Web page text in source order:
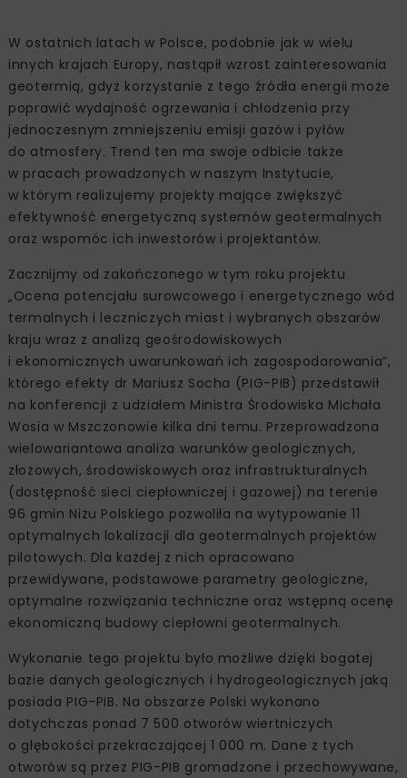
W ostatnich latach w Polsce, podobnie jak w wielu
innych krajach Europy, nastąpił wzrost zainteresowania
geotermią, gdyż korzystanie z tego źródła energii może
poprawić wydajność ogrzewania i chłodzenia przy
jednoczesnym zmniejszeniu emisji gazów i pyłów
do atmosfery. Trend ten ma swoje odbicie także
w pracach prowadzonych w naszym Instytucie,
w którym realizujemy projekty mające zwiększyć
efektywność energetyczną systemów geotermalnych
oraz wspomóc ich inwestorów i projektantów.
Zacznijmy od zakończonego w tym roku projektu
„Ocena potencjału surowcowego i energetycznego wód
termalnych i leczniczych miast i wybranych obszarów
kraju wraz z analizą geośrodowiskowych
i ekonomicznych uwarunkowań ich zagospodarowania”,
którego efekty dr Mariusz Socha (PIG-PIB) przedstawił
na konferencji z udziałem Ministra Środowiska Michała
Wosia w Mszczonowie kilka dni temu. Przeprowadzona
wielowariantowa analiza warunków geologicznych,
złożowych, środowiskowych oraz infrastrukturalnych
(dostępność sieci ciepłowniczej i gazowej) na terenie
96 gmin Niżu Polskiego pozwoliła na wytypowanie 11
optymalnych lokalizacji dla geotermalnych projektów
pilotowych. Dla każdej z nich opracowano
przewidywane, podstawowe parametry geologiczne,
optymalne rozwiązania techniczne oraz wstępną ocenę
ekonomiczną budowy ciepłowni geotermalnych.
Wykonanie tego projektu było możliwe dzięki bogatej
bazie danych geologicznych i hydrogeologicznych jaką
posiada PIG-PIB. Na obszarze Polski wykonano
dotychczas ponad 7 500 otworów wiertniczych
o głębokości przekraczającej 1 000 m. Dane z tych
otworów są przez PIG-PIB gromadzone i przechowywane,